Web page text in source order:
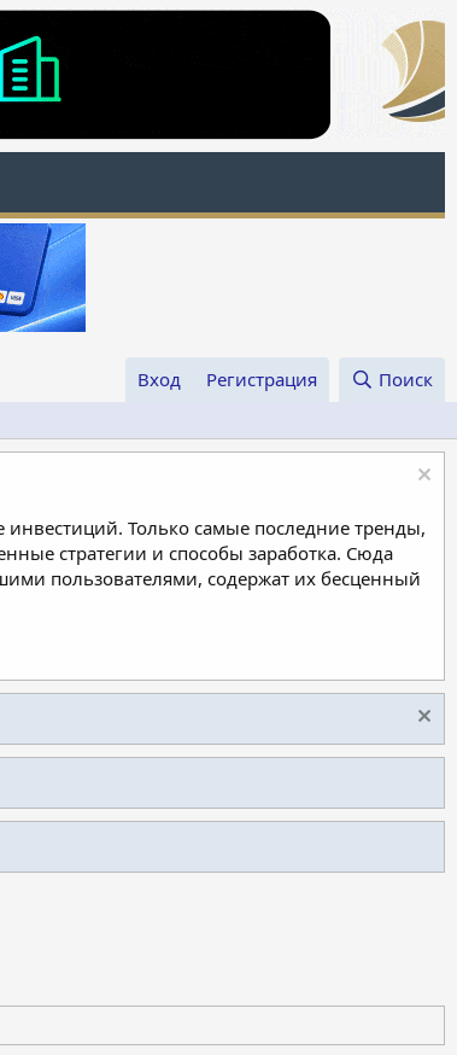
Вход Регистрация Поиск
Только самые последние тренды,
стратегии и способы заработка. Сюда
пользователями, содержат их бесценный